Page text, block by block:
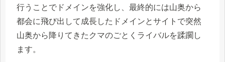
行うことでドメインを強化し、最終的には山奥から
都会に飛び出して成長したドメインとサイトで突然
山奥から降りてきたクマのごとくライバルを蹂躙し
ます。